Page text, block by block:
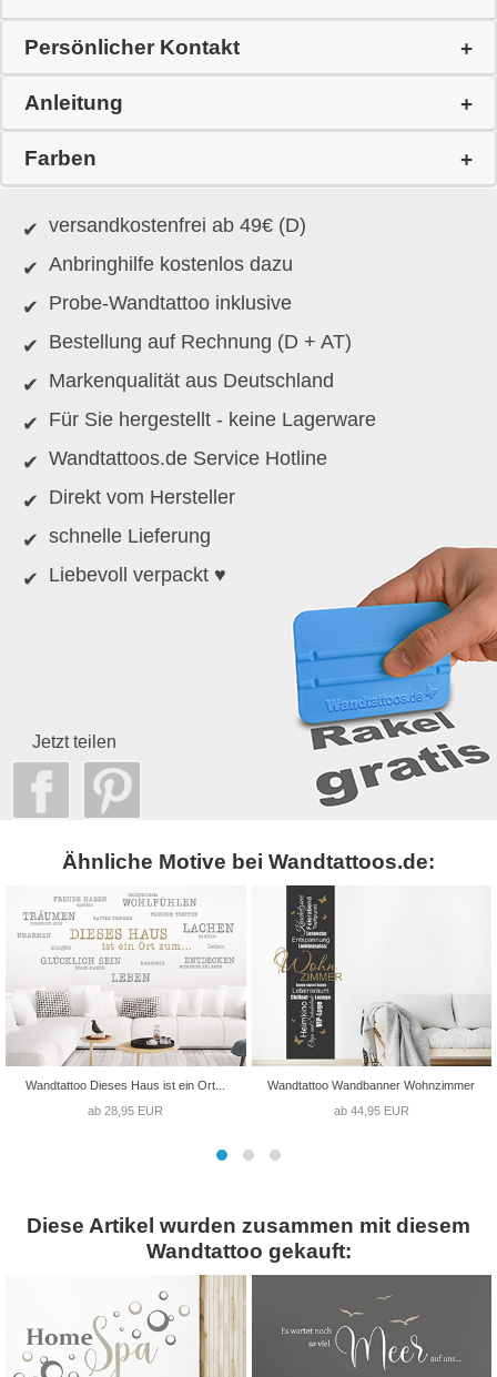
Persönlicher Kontakt
Anleitung
Farben
versandkostenfrei ab 49€ (D)
Anbringhilfe kostenlos dazu
Probe-Wandtattoo inklusive
Bestellung auf Rechnung (D + AT)
Markenqualität aus Deutschland
Für Sie hergestellt - keine Lagerware
Wandtattoos.de Service Hotline
Direkt vom Hersteller
schnelle Lieferung
Liebevoll verpackt ♥
Jetzt teilen
Ähnliche Motive bei Wandtattoos.de:
Wandtattoo Dieses Haus ist ein Ort...
ab 28,95 EUR
Wandtattoo Wandbanner Wohnzimmer
ab 44,95 EUR
Diese Artikel wurden zusammen mit diesem
Wandtattoo gekauft: